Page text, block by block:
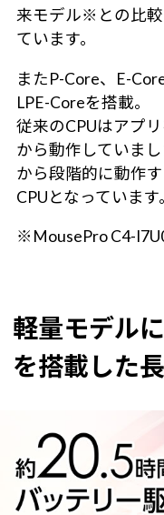
来モデル※との比
ています。
またP-Core、E-
LPE-Coreを搭載。
従来のCPUはアプ
から動作していま
から段階的に動作
CPUとなっています。
※MousePro C4-
軽量モデル
を搭載した